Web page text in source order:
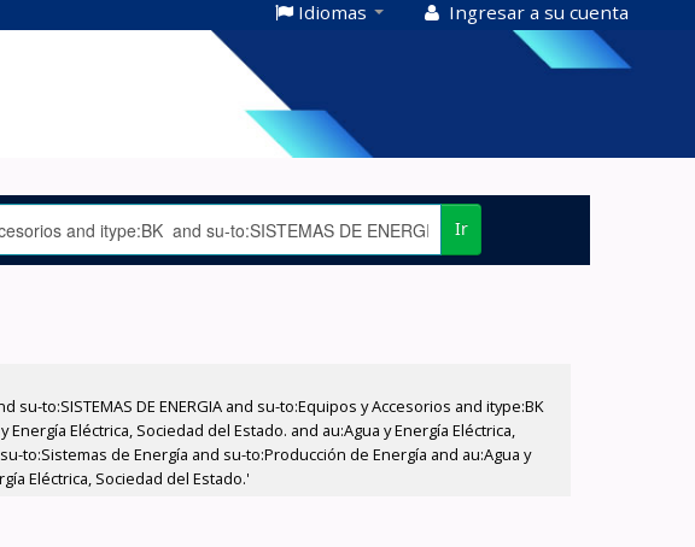
Idiomas Ingresar a su cuenta
Ir
to:SISTEMAS DE ENERGIA and su-to:Equipos y Accesorios and itype:BK
Eléctrica, Sociedad del Estado. and au:Agua y Energía Eléctrica,
to:Sistemas de Energía and su-to:Producción de Energía and au:Agua y
Eléctrica, Sociedad del Estado.'